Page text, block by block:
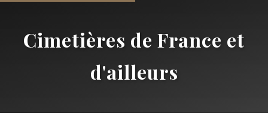
Cimetières de France et
d'ailleurs